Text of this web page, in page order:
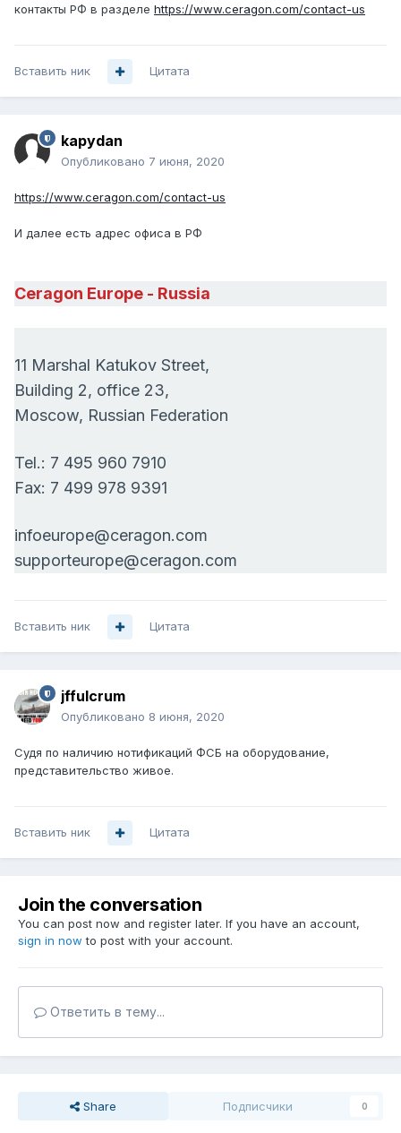
контакты РФ в разделе https://www.ceragon.com/contact-us
Вставить ник Цитата
kapydan
Опубликовано 7 июня, 2020
https://www.ceragon.com/contact-us
И далее есть адрес офиса в РФ
Ceragon Europe - Russia
11 Marshal Katukov Street,
Building 2, office 23,
Moscow, Russian Federation
Tel.: 7 495 960 7910
Fax: 7 499 978 9391
infoeurope@ceragon.com
supporteurope@ceragon.com
Вставить ник Цитата
jffulcrum
Опубликовано 8 июня, 2020
Судя по наличию нотификаций ФСБ на оборудование,
представительство живое.
Вставить ник Цитата
Join the conversation
You can post now and register later. If you have an account,
sign in now to post with your account.
Ответить в тему...
Share Подписчики 0